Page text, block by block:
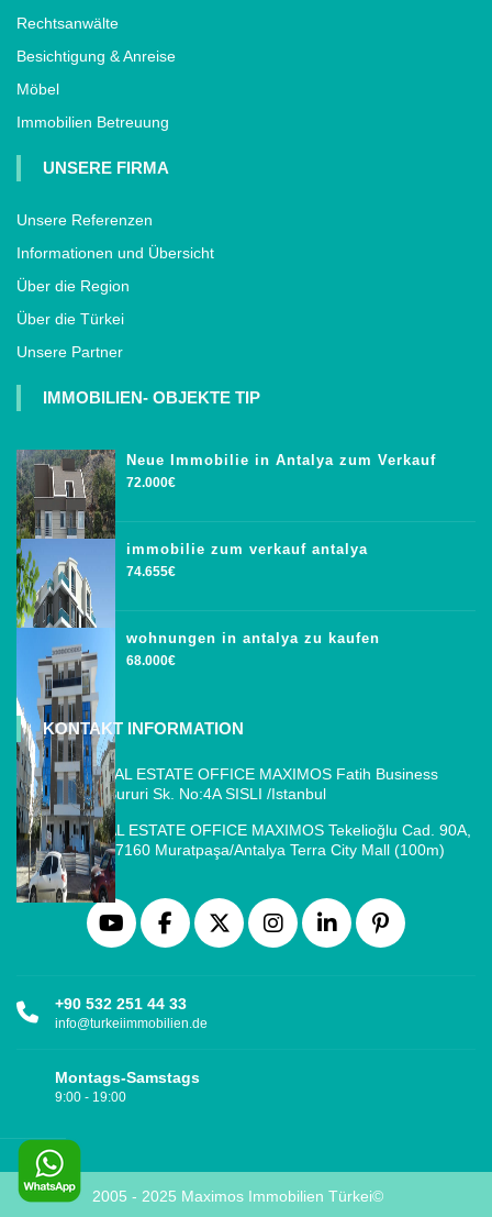
Rechtsanwälte
Besichtigung & Anreise
Möbel
Immobilien Betreuung
UNSERE FIRMA
Unsere Referenzen
Informationen und Übersicht
Über die Region
Über die Türkei
Unsere Partner
IMMOBILIEN- OBJEKTE TIP
Neue Immobilie in Antalya zum Verkauf
72.000€
immobilie zum verkauf antalya
74.655€
wohnungen in antalya zu kaufen
68.000€
KONTAKT INFORMATION
ISTANBUL REAL ESTATE OFFICE MAXIMOS Fatih Business
Park, Cemal Sururi Sk. No:4A SISLI /Istanbul
ANTALYA REAL ESTATE OFFICE MAXIMOS Tekelioğlu Cad. 90A,
Fener Mah., 07160 Muratpaşa/Antalya Terra City Mall (100m)
+90 532 251 44 33
info@turkeiimmobilien.de
Montags-Samstags
9:00 - 19:00
2005 - 2025 Maximos Immobilien Türkei©